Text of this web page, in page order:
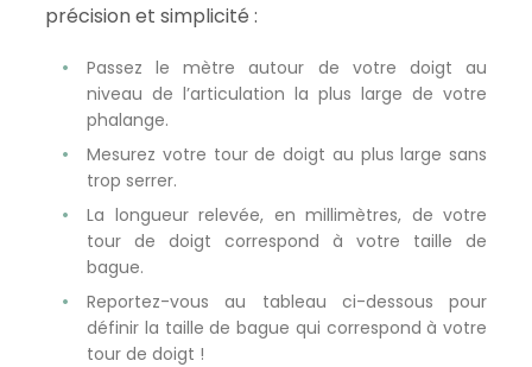
précision et simplicité :
Passez le mètre autour de votre doigt au
niveau de l’articulation la plus large de votre
phalange.
Mesurez votre tour de doigt au plus large sans
trop serrer.
La longueur relevée, en millimètres, de votre
tour de doigt correspond à votre taille de
bague.
Reportez-vous au tableau ci-dessous pour
définir la taille de bague qui correspond à votre
tour de doigt !